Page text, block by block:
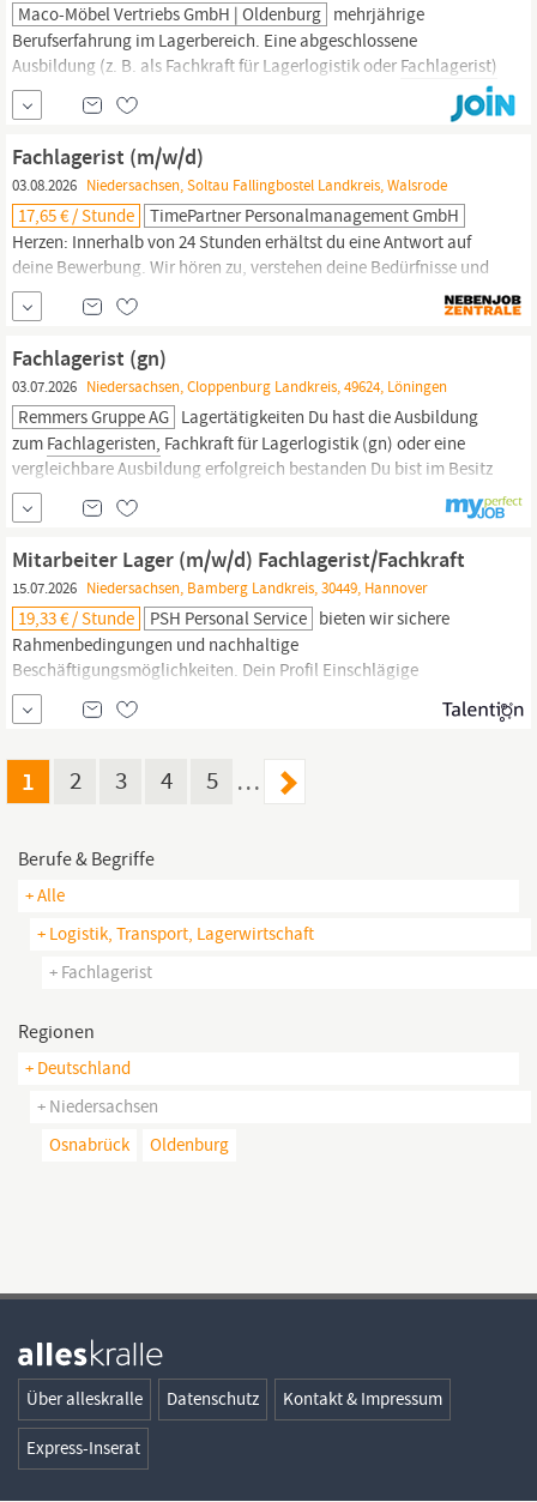
Maco-Möbel Vertriebs GmbH | Oldenburg mehrjährige
Berufserfahrung im Lagerbereich. Eine abgeschlossene
Ausbildung (z. B. als Fachkraft für Lagerlogistik oder Fachlagerist)
ist ein Plus, aber kein Muss. • Qualifikation: Sie sind im Besitz
eines gültigen Gabelstaplerscheins und haben Erfahrung im
Umgang damit. • Persönlichkeit: Sie sind ein engagierter,
verantwortungsbewusster Teamplayer mit...
Fachlagerist (m/w/d)
03.08.2026 Niedersachsen, Soltau Fallingbostel Landkreis, Walsrode
17,65 € / Stunde
TimePartner Personalmanagement GmbH
Herzen: Innerhalb von 24 Stunden erhältst du eine Antwort auf
deine Bewerbung. Wir hören zu, verstehen deine Bedürfnisse und
begleiten dich auf deinem Weg nach vorne – mit Leidenschaft und
Empathie, weil uns deine Zukunft wichtig ist. Als
Fachlagerist
richtigen Ort ist.
Fachlagerist (gn)
03.07.2026 Niedersachsen, Cloppenburg Landkreis, 49624, Löningen
Remmers Gruppe AG Lagertätigkeiten Du hast die Ausbildung
zum Fachlageristen, Fachkraft für Lagerlogistik (gn) oder eine
vergleichbare Ausbildung erfolgreich bestanden Du bist im Besitz
eines gültigen Flurförderfahrzeugscheins Du besitzt eine gute
Auffassungsgabe, arbeitest sorgfältig sowie ordentlich und bist
bereit, im 2-Schicht-Betrieb zu arbeiten Nur mit unseren...
Mitarbeiter Lager (m/w/d) Fachlagerist/Fachkraft
15.07.2026 Niedersachsen, Bamberg Landkreis, 30449, Hannover
19,33 € / Stunde PSH Personal Service bieten wir sichere
Rahmenbedingungen und nachhaltige
Beschäftigungsmöglichkeiten. Dein Profil Einschlägige
Berufserfahrung oder entsprechende Ausbildung als Fachkraft für
Lagerlogistik, Fachlagerist
oder vergleichbare Qualifikation
Deutschkenntnisse auf B2-Niveau Bereitschaft zur Schichtarbeit,
1 2 3 4 5 …
Berufe & Begriffe
+ Alle
+ Logistik, Transport, Lagerwirtschaft
+ Fachlagerist
Regionen
+ Deutschland
+ Niedersachsen
Osnabrück
Oldenburg
Über alleskralle Datenschutz Kontakt & Impressum
Express-Inserat